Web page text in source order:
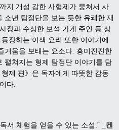
지 개성 강한 사형제가 뭉쳐서 사
소년 탐정단을 보는 듯한 유쾌한 재
장과 수상한 보석 가게 주인 등 상
장하는 이색 요리 또한 이야기에
거움을 보태는 요소다. 흥미진진한
펼쳐지는 형제 탐정단 이야기를 담
제 편》은 독자에게 따뜻한 감동
다.
서 체험을 얻을 수 있는 소설.”
_켄